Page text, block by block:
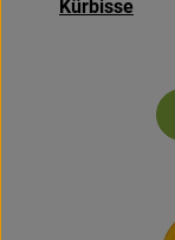
Über Grünland
Kürbisse